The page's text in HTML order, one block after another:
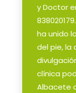
y Doctor
ha unido
del pie, la
clínica
Albacete